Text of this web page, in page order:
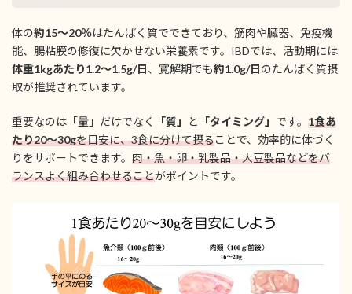
体の約15〜20％はたんぱく質でできており、筋肉や臓器、免疫機
能、腸粘膜の修復に欠かせない栄養素です。IBDでは、活動期には
体重1kgあたり1.2〜1.5g/日、寛解期でも約1.0g/日のたんぱく質摂
取が推奨されています。
重要なのは「量」だけでなく 「質」 と 「タイミング」 です。 1食あ
たり20〜30gを目安に、3食に分けて摂ることで、効率的に体づく
りをサポートできます。 肉・魚・卵・乳製品・大豆製品などをバ
ランスよく組み合わせることがポイントです。